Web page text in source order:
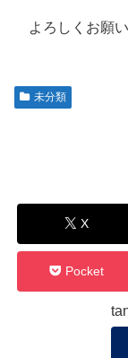
よろしくお願い
未分類
X
Pocket